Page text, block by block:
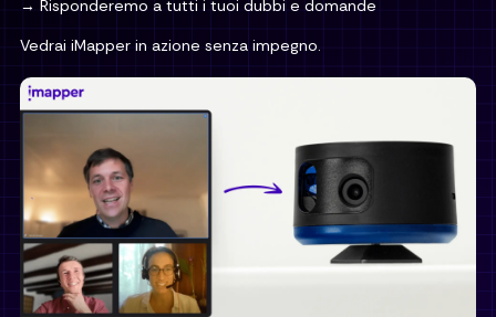
→ Risponderemo a tutti i tuoi dubbi e domande
Vedrai iMapper in azione senza impegno.